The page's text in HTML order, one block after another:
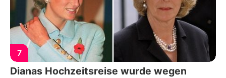
7
Dianas Hochzeitsreise wurde wegen